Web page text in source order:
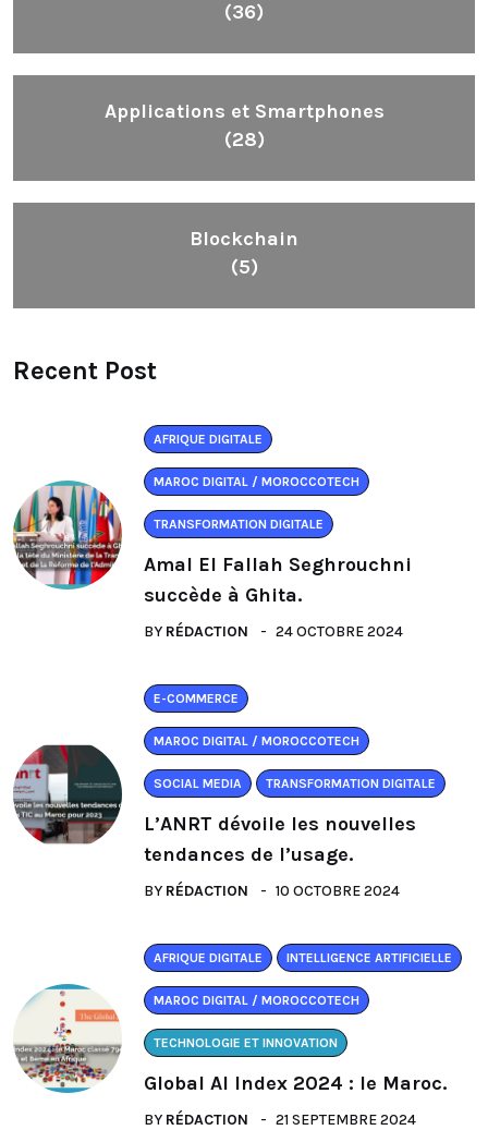
(36)
Applications et Smartphones
(28)
Blockchain
(5)
Recent Post
AFRIQUE DIGITALE
MAROC DIGITAL / MOROCCOTECH
TRANSFORMATION DIGITALE
Amal El Fallah Seghrouchni
succède à Ghita.
BY RÉDACTION 24 OCTOBRE 2024
E-COMMERCE
MAROC DIGITAL / MOROCCOTECH
SOCIAL MEDIA TRANSFORMATION DIGITALE
L’ANRT dévoile les nouvelles
tendances de l’usage.
BY RÉDACTION 10 OCTOBRE 2024
AFRIQUE DIGITALE INTELLIGENCE ARTIFICIELLE
MAROC DIGITAL / MOROCCOTECH
TECHNOLOGIE ET INNOVATION
Global AI Index 2024 : le Maroc.
BY RÉDACTION 21 SEPTEMBRE 2024